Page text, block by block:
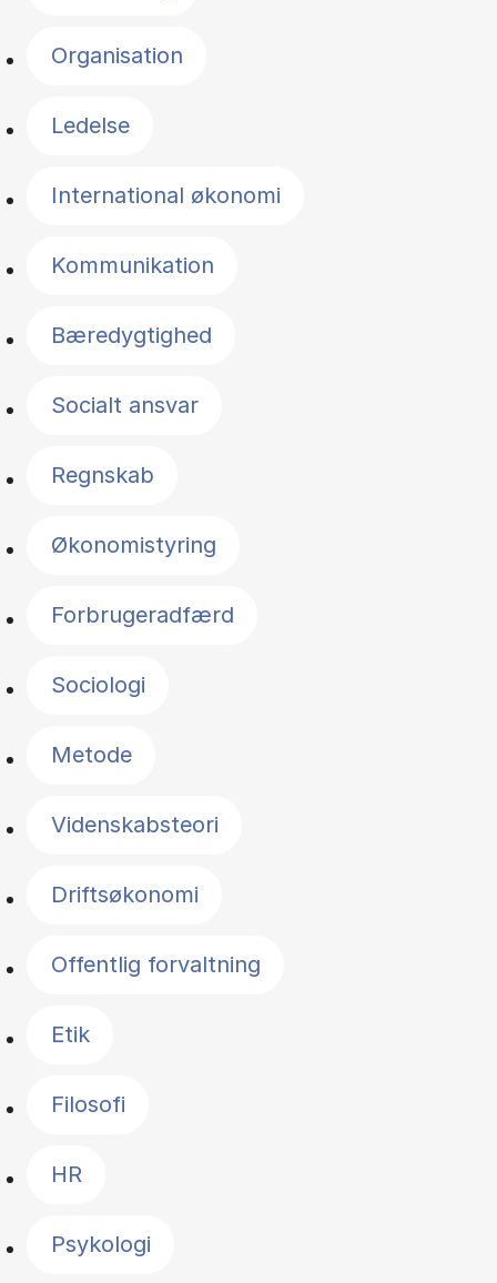
Organisation
Ledelse
International økonomi
Kommunikation
Bæredygtighed
Socialt ansvar
Regnskab
Økonomistyring
Forbrugeradfærd
Sociologi
Metode
Videnskabsteori
Driftsøkonomi
Offentlig forvaltning
Etik
Filosofi
HR
Psykologi